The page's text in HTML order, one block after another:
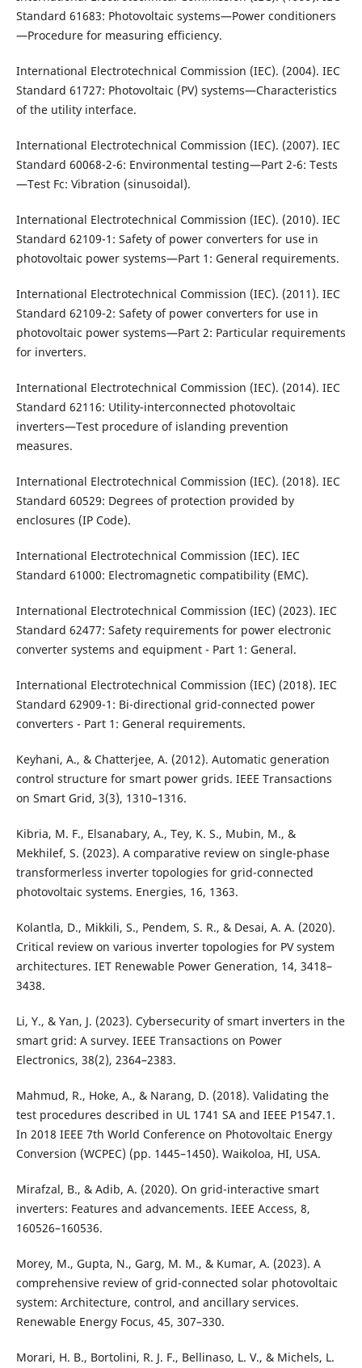
Standard 61683: Photovoltaic systems—Power conditioners
—Procedure for measuring efficiency.
International Electrotechnical Commission (IEC). (2004). IEC
Standard 61727: Photovoltaic (PV) systems—Characteristics
of the utility interface.
International Electrotechnical Commission (IEC). (2007). IEC
Standard 60068-2-6: Environmental testing—Part 2-6: Tests
—Test Fc: Vibration (sinusoidal).
International Electrotechnical Commission (IEC). (2010). IEC
Standard 62109-1: Safety of power converters for use in
photovoltaic power systems—Part 1: General requirements.
International Electrotechnical Commission (IEC). (2011). IEC
Standard 62109-2: Safety of power converters for use in
photovoltaic power systems—Part 2: Particular requirements
for inverters.
International Electrotechnical Commission (IEC). (2014). IEC
Standard 62116: Utility-interconnected photovoltaic
inverters—Test procedure of islanding prevention
measures.
International Electrotechnical Commission (IEC). (2018). IEC
Standard 60529: Degrees of protection provided by
enclosures (IP Code).
International Electrotechnical Commission (IEC). IEC
Standard 61000: Electromagnetic compatibility (EMC).
International Electrotechnical Commission (IEC) (2023). IEC
Standard 62477: Safety requirements for power electronic
converter systems and equipment - Part 1: General.
International Electrotechnical Commission (IEC) (2018). IEC
Standard 62909-1: Bi-directional grid-connected power
converters - Part 1: General requirements.
Keyhani, A., & Chatterjee, A. (2012). Automatic generation
control structure for smart power grids. IEEE Transactions
on Smart Grid, 3(3), 1310–1316.
Kibria, M. F., Elsanabary, A., Tey, K. S., Mubin, M., &
Mekhilef, S. (2023). A comparative review on single-phase
transformerless inverter topologies for grid-connected
photovoltaic systems. Energies, 16, 1363.
Kolantla, D., Mikkili, S., Pendem, S. R., & Desai, A. A. (2020).
Critical review on various inverter topologies for PV system
architectures. IET Renewable Power Generation, 14, 3418–
3438.
Li, Y., & Yan, J. (2023). Cybersecurity of smart inverters in the
smart grid: A survey. IEEE Transactions on Power
Electronics, 38(2), 2364–2383.
Mahmud, R., Hoke, A., & Narang, D. (2018). Validating the
test procedures described in UL 1741 SA and IEEE P1547.1.
In 2018 IEEE 7th World Conference on Photovoltaic Energy
Conversion (WCPEC) (pp. 1445–1450). Waikoloa, HI, USA.
Mirafzal, B., & Adib, A. (2020). On grid-interactive smart
inverters: Features and advancements. IEEE Access, 8,
160526–160536.
Morey, M., Gupta, N., Garg, M. M., & Kumar, A. (2023). A
comprehensive review of grid-connected solar photovoltaic
system: Architecture, control, and ancillary services.
Renewable Energy Focus, 45, 307–330.
Morari, H. B., Bortolini, R. J. F., Bellinaso, L. V., & Michels, L.